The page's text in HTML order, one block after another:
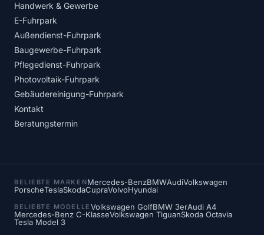
Handwerk & Gewerbe
E-Fuhrpark
Außendienst-Fuhrpark
Baugewerbe-Fuhrpark
Pflegedienst-Fuhrpark
Photovoltaik-Fuhrpark
Gebäudereinigung-Fuhrpark
Kontakt
Beratungstermin
BELIEBTE MARKENMercedes-BenzBMWAudiVolkswagen
PorscheTeslaSkodaCupraVolvoHyundai
BELIEBTE MODELLE Volkswagen GolfBMW 3erAudi A4
Mercedes-Benz C-KlasseVolkswagen TiguanSkoda Octavia
Tesla Model 3